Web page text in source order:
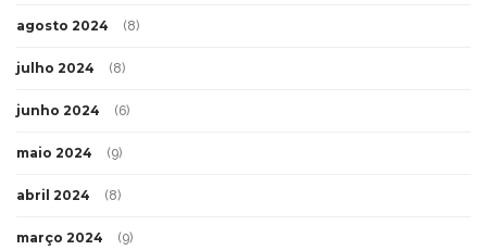
agosto 2024 (8)
julho 2024 (8)
junho 2024 (6)
maio 2024 (9)
abril 2024 (8)
março 2024 (9)